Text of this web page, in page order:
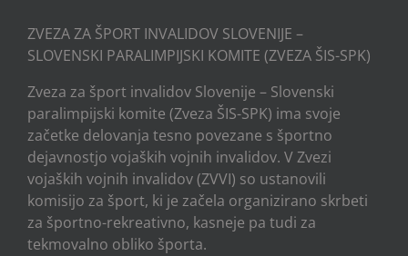
ZVEZA ZA ŠPORT INVALIDOV SLOVENIJE –
SLOVENSKI PARALIMPIJSKI KOMITE (ZVEZA ŠIS-SPK)
Zveza za šport invalidov Slovenije – Slovenski
paralimpijski komite (Zveza ŠIS-SPK) ima svoje
začetke delovanja tesno povezane s športno
dejavnostjo vojaških vojnih invalidov. V Zvezi
vojaških vojnih invalidov (ZVVI) so ustanovili
komisijo za šport, ki je začela organizirano skrbeti
za športno-rekreativno, kasneje pa tudi za
tekmovalno obliko športa.